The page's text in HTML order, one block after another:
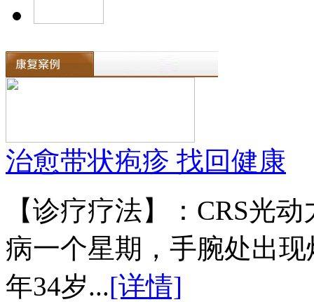
治愈带状疱疹 找回健康
【诊疗疗法】：CRS光
病一个星期，手腕处出
年34岁...[详情]